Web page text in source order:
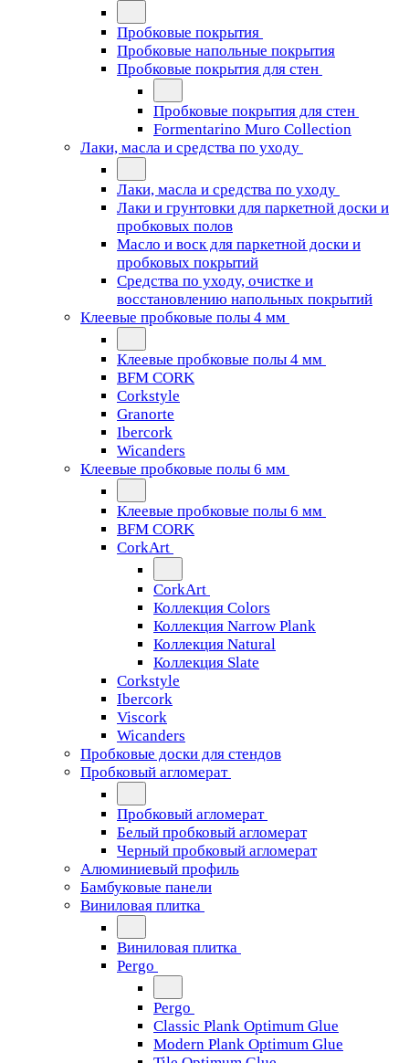
Пробковые покрытия
Пробковые напольные покрытия
Пробковые покрытия для стен
Пробковые покрытия для стен
Formentarino Muro Collection
Лаки, масла и средства по уходу
Лаки, масла и средства по уходу
Лаки и грунтовки для паркетной доски и
пробковых полов
Масло и воск для паркетной доски и
пробковых покрытий
Средства по уходу, очистке и
восстановлению напольных покрытий
Клеевые пробковые полы 4 мм
Клеевые пробковые полы 4 мм
BFM CORK
Corkstyle
Granorte
Ibercork
Wicanders
Клеевые пробковые полы 6 мм
Клеевые пробковые полы 6 мм
BFM CORK
CorkArt
CorkArt
Коллекция Colors
Коллекция Narrow Plank
Коллекция Natural
Коллекция Slate
Corkstyle
Ibercork
Viscork
Wicanders
Пробковые доски для стендов
Пробковый агломерат
Пробковый агломерат
Белый пробковый агломерат
Черный пробковый агломерат
Алюминиевый профиль
Бамбуковые панели
Виниловая плитка
Виниловая плитка
Pergo
Pergo
Classic Plank Optimum Glue
Modern Plank Optimum Glue